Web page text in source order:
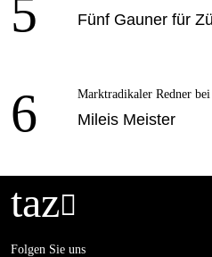
5 Fünf Gauner für
6 Marktradikaler Redner
Mileis Meister
taz
Folgen Sie uns